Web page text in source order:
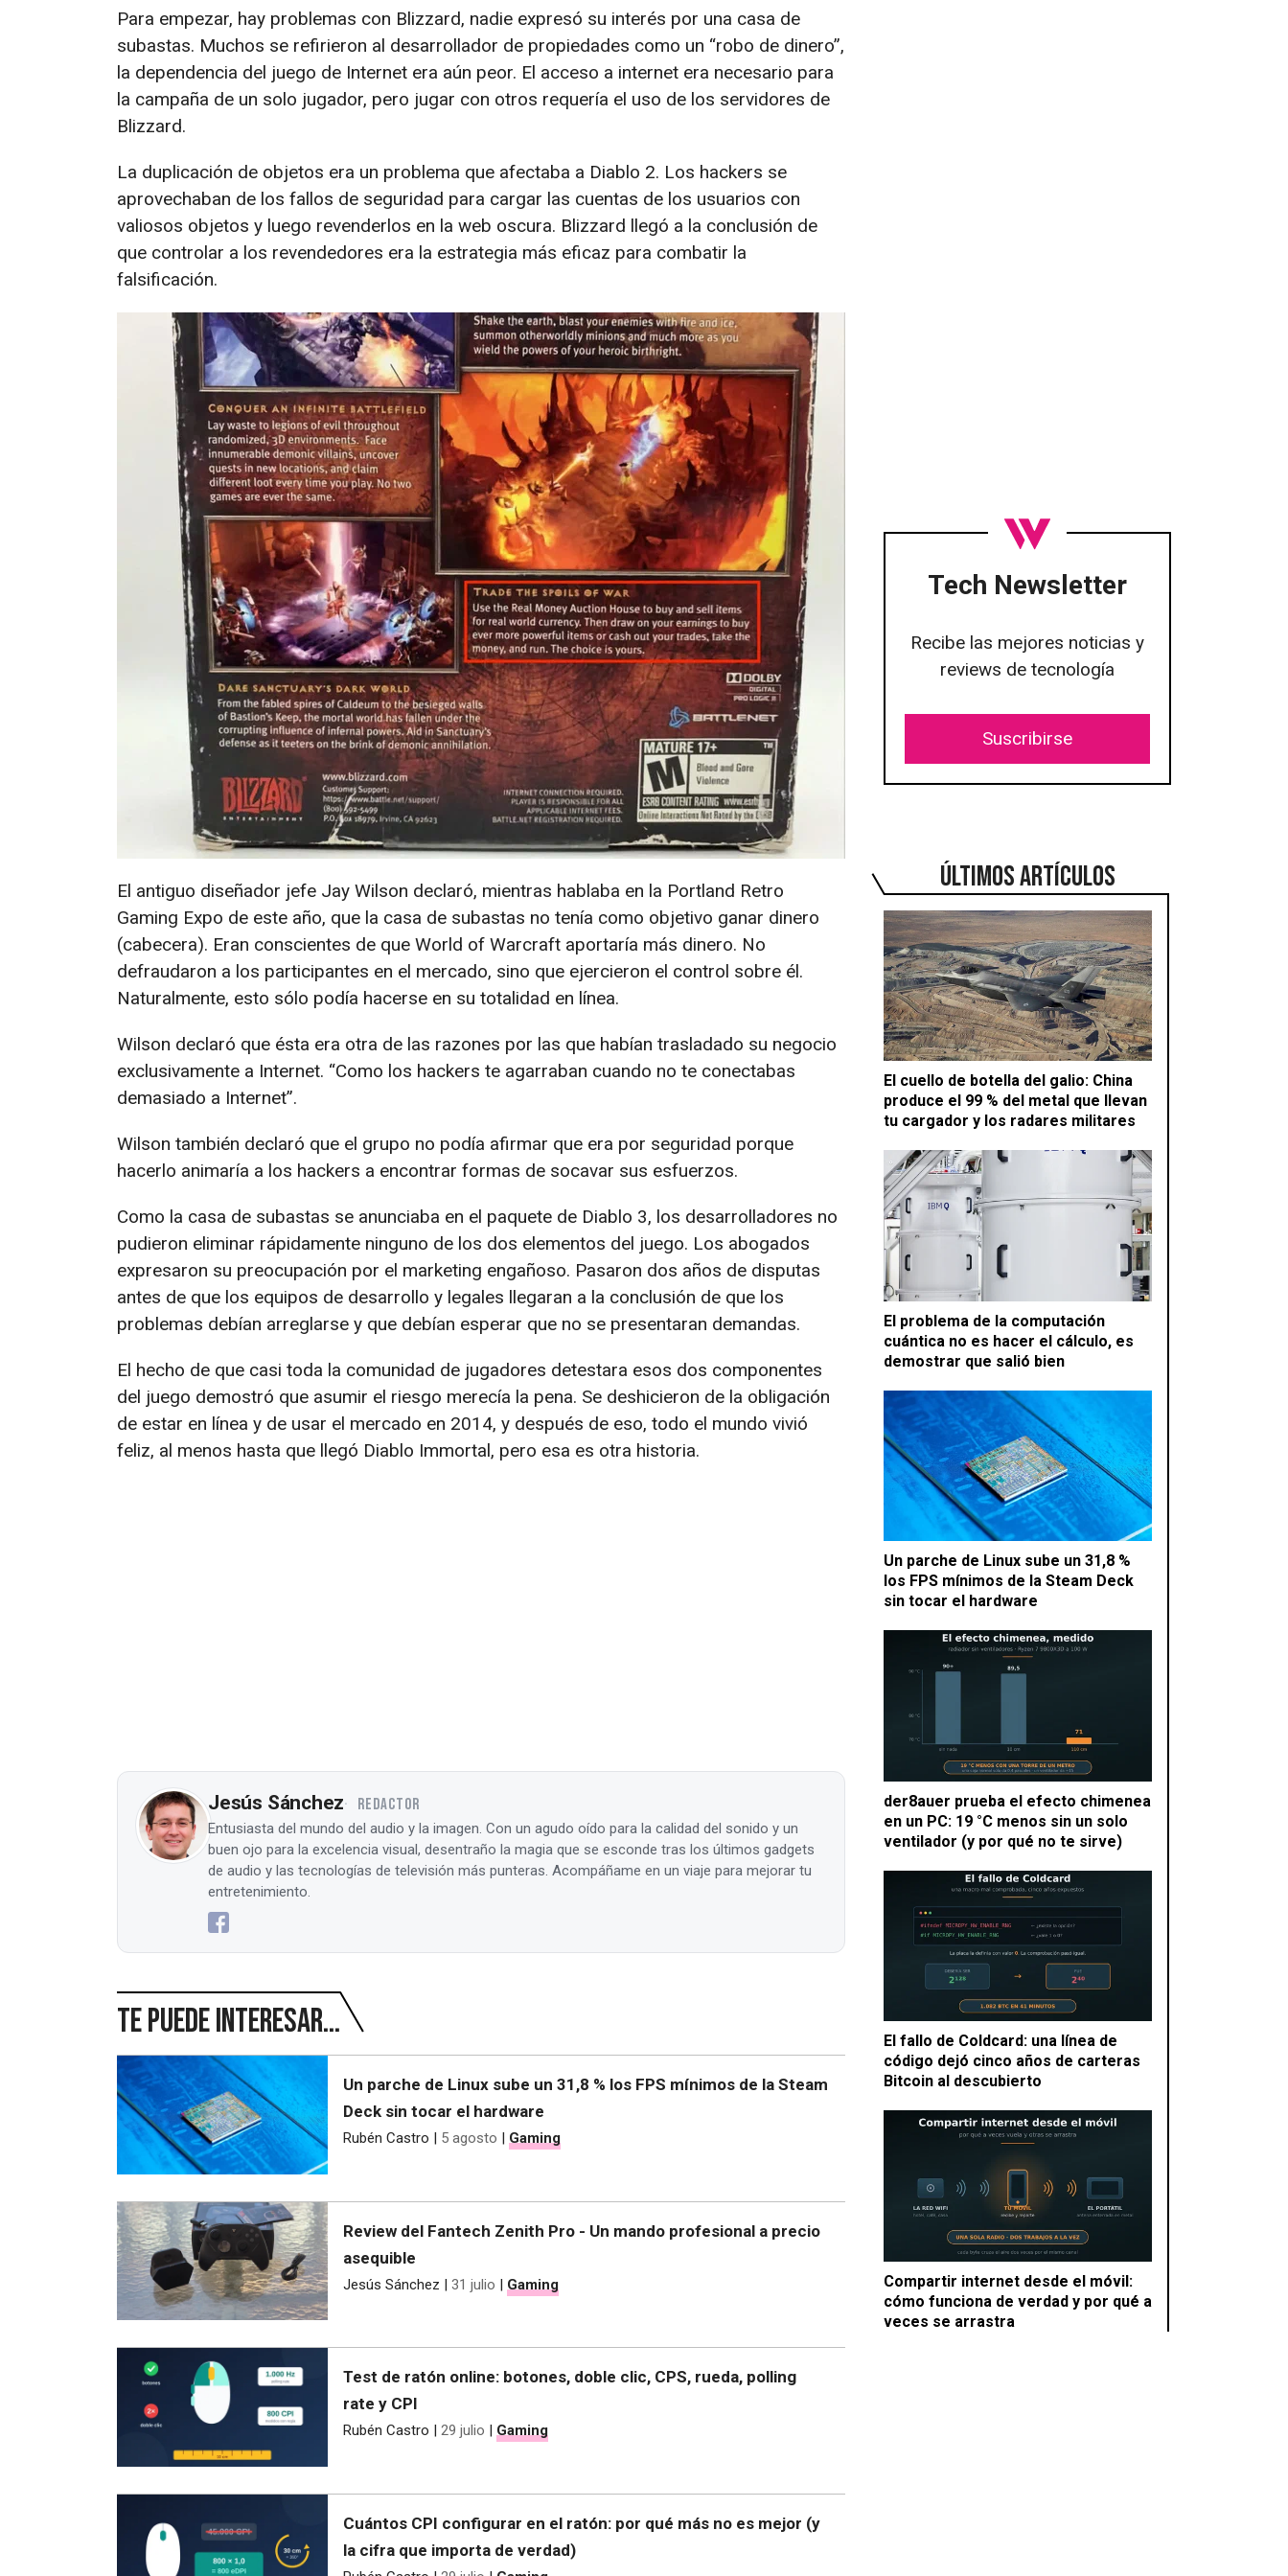
Tech Newsletter
Recibe las mejores noticias y
reviews de tecnología
Suscribirse
ÚLTIMOS ARTÍCULOS
El cuello de botella del galio: China
produce el 99 % del metal que llevan
tu cargador y los radares militares
El problema de la computación
cuántica no es hacer el cálculo, es
demostrar que salió bien
Un parche de Linux sube un 31,8 %
los FPS mínimos de la Steam Deck
sin tocar el hardware
der8auer prueba el efecto chimenea
en un PC: 19 °C menos sin un solo
ventilador (y por qué no te sirve)
El fallo de Coldcard: una línea de
código dejó cinco años de carteras
Bitcoin al descubierto
Compartir internet desde el móvil:
cómo funciona de verdad y por qué a
veces se arrastra
Para empezar, hay problemas con Blizzard, nadie expresó su interés por una casa de
subastas. Muchos se refirieron al desarrollador de propiedades como un “robo de dinero”,
la dependencia del juego de Internet era aún peor. El acceso a internet era necesario para
la campaña de un solo jugador, pero jugar con otros requería el uso de los servidores de
Blizzard.
La duplicación de objetos era un problema que afectaba a Diablo 2. Los hackers se
aprovechaban de los fallos de seguridad para cargar las cuentas de los usuarios con
valiosos objetos y luego revenderlos en la web oscura. Blizzard llegó a la conclusión de
que controlar a los revendedores era la estrategia más eficaz para combatir la
falsificación.
El antiguo diseñador jefe Jay Wilson declaró, mientras hablaba en la Portland Retro
Gaming Expo de este año, que la casa de subastas no tenía como objetivo ganar dinero
(cabecera). Eran conscientes de que World of Warcraft aportaría más dinero. No
defraudaron a los participantes en el mercado, sino que ejercieron el control sobre él.
Naturalmente, esto sólo podía hacerse en su totalidad en línea.
Wilson declaró que ésta era otra de las razones por las que habían trasladado su negocio
exclusivamente a Internet. “Como los hackers te agarraban cuando no te conectabas
demasiado a Internet”.
Wilson también declaró que el grupo no podía afirmar que era por seguridad porque
hacerlo animaría a los hackers a encontrar formas de socavar sus esfuerzos.
Como la casa de subastas se anunciaba en el paquete de Diablo 3, los desarrolladores no
pudieron eliminar rápidamente ninguno de los dos elementos del juego. Los abogados
expresaron su preocupación por el marketing engañoso. Pasaron dos años de disputas
antes de que los equipos de desarrollo y legales llegaran a la conclusión de que los
problemas debían arreglarse y que debían esperar que no se presentaran demandas.
El hecho de que casi toda la comunidad de jugadores detestara esos dos componentes
del juego demostró que asumir el riesgo merecía la pena. Se deshicieron de la obligación
de estar en línea y de usar el mercado en 2014, y después de eso, todo el mundo vivió
feliz, al menos hasta que llegó Diablo Immortal, pero esa es otra historia.
Jesús Sánchez REDACTOR
Entusiasta del mundo del audio y la imagen. Con un agudo oído para la calidad del sonido y un
buen ojo para la excelencia visual, desentraño la magia que se esconde tras los últimos gadgets
de audio y las tecnologías de televisión más punteras. Acompáñame en un viaje para mejorar tu
entretenimiento.
Te puede interesar...
Un parche de Linux sube un 31,8 % los FPS mínimos de la Steam
Deck sin tocar el hardware
Rubén Castro | 5 agosto | Gaming
Review del Fantech Zenith Pro - Un mando profesional a precio
asequible
Jesús Sánchez | 31 julio | Gaming
Test de ratón online: botones, doble clic, CPS, rueda, polling
rate y CPI
Rubén Castro | 29 julio | Gaming
Cuántos CPI configurar en el ratón: por qué más no es mejor (y
la cifra que importa de verdad)